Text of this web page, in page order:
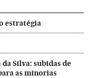
estratégia
Silva: subidas de
as minorias